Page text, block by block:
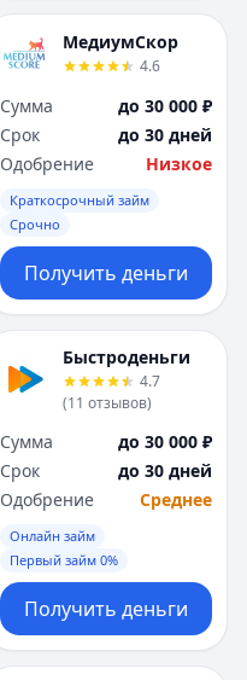
МедиумСкор
4.6
Сумма
до 30 000 ₽
Срок
до 30 дней
Одобрение
Низкое
Краткосрочный займ
Срочно
Получить деньги
Быстроденьги
4.7
(11 отзывов)
Сумма
до 30 000 ₽
Срок
до 30 дней
Одобрение
Среднее
Онлайн займ
Первый займ 0%
Получить деньги